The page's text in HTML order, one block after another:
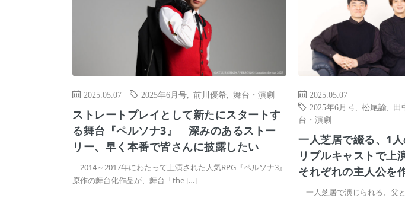
2025.05.07 2025年6月号 前川優希 舞台・演劇
ストレートプレイとして新たにスタートす
る舞台『ペルソナ3』 深みのあるストー
リー、早く本番で皆さんに披露したい
2014～2017年にわたって上演された人気RPG『ペルソナ3』
原作の舞台化作品が、舞台「the […]
2025.05.07
2025年6月号 ,松尾諭 田
台・演劇
一人芝居で綴る、1
リプルキャストで
それぞれの主人公を
一人芝居で演じられる、父